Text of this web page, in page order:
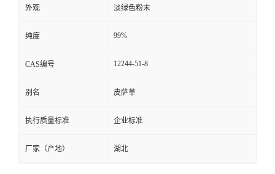
外观 淡绿色粉末
纯度 99%
CAS编号 12244-51-8
别名 皮萨草
执行质量标准 企业标准
厂家（产地） 湖北